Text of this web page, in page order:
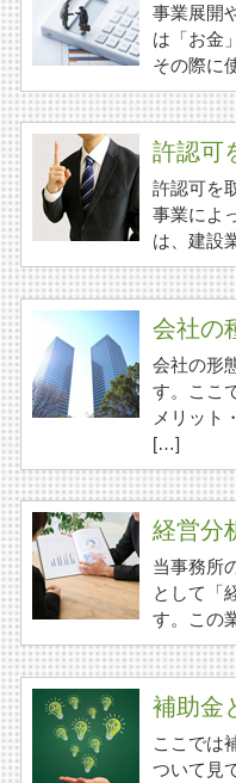
事業展開
は「お金
その際に
許認可
許認可を
事業によ
は、建設
会社の
会社の形
す。ここ
メリット
[…]
経営分
当事務所
として「
す。この
補助金
ここでは
ついて見